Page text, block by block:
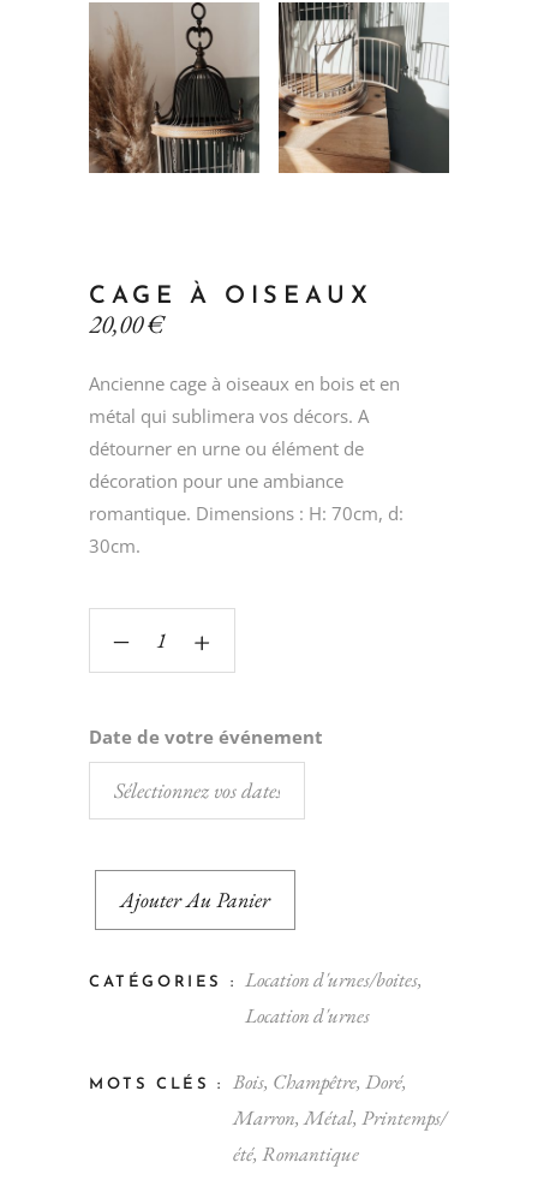
CAGE À OISEAUX
20,00€
Ancienne cage à oiseaux en bois et en
métal qui sublimera vos décors. A
détourner en urne ou élément de
décoration pour une ambiance
romantique. Dimensions : H: 70cm, d:
30cm.
‒ +
Date de votre événement
Ajouter Au Panier
CATÉGORIES : Location d'urnes/boites,
Location d'urnes
MOTS CLÉS : Bois, Champêtre, Doré,
Marron,Métal, Printemps/
été, Romantique